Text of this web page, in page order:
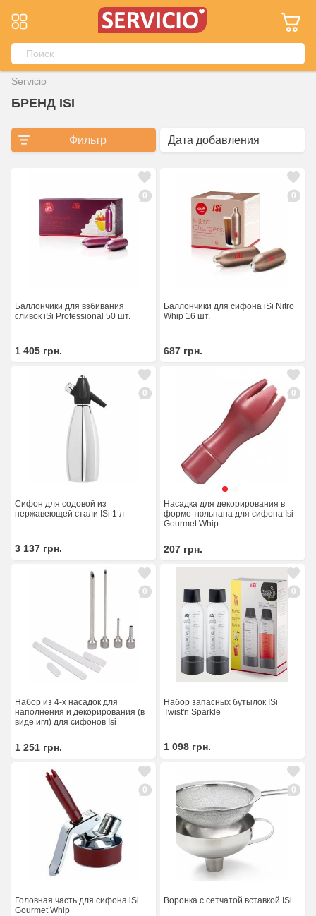
Servicio
БРЕНД ISI
Фильтр
0
Баллончики для взбивания
сливок iSi Professional 50 шт.
1 405 грн.
0
Баллончики для сифона iSi Nitro
Whip 16 шт.
687 грн.
0
Сифон для содовой из
нержавеющей стали ISi 1 л
3 137 грн.
0
Насадка для декорирования в
форме тюльпана для сифона Isi
Gourmet Whip
207 грн.
0
Набор из 4-х насадок для
наполнения и декорирования (в
виде игл) для сифонов Isi
1 251 грн.
0
Набор запасных бутылок ISi
Twist'n Sparkle
1 098 грн.
0
Головная часть для сифона iSi
Gourmet Whip
0
Воронка с сетчатой вставкой ISi